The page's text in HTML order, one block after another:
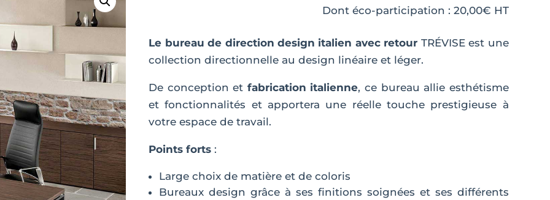
Dont éco-participation : 20,00€ HT
Le bureau de direction design italien avec retour TRÉVISE est une
collection directionnelle au design linéaire et léger.
De conception et fabrication italienne, ce bureau allie esthétisme
et fonctionnalités et apportera une réelle touche prestigieuse à
votre espace de travail.
Points forts :
Large choix de matière et de coloris
Bureaux design grâce à ses finitions soignées et ses différents